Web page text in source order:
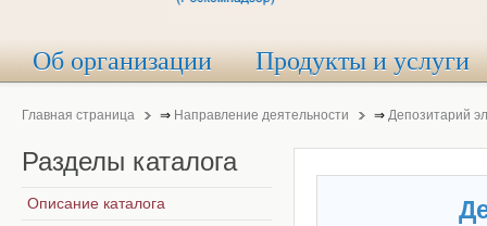
Об организации Продукты и услуги
Главная страница ⇒ Направление деятельности ⇒ Депозитарий
Разделы каталога
Описание каталога